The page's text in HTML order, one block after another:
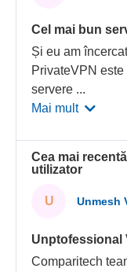
Cel mai bun
Și eu am
PrivateVPN
servere ...
Mai mult
Cea mai
utilizator
U Unmesh
Unptofessional
Comparitech